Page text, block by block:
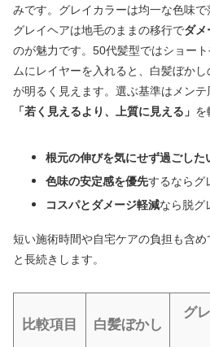
みです。グレイカラーは均一な色味
グレイヘアは地毛のままの移行でダメ
のが魅力です。50代髪型ではショー
ムにレイヤーを入れると、白髪ぼか
が明るく見えます。選ぶ基準はメンテ
「若く見えるより、上質に見える」 を
根元の伸びを気にせず過ごした
色味の安定感を優先するならグ
コスパとダメージ軽減なら脱グ
短い施術時間や自宅ケアの負担も含
と長続きします。
比較項目 白髪ぼかし
グ